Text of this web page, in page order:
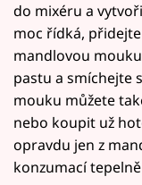
do mixéru a
moc řídká,
mandlovou
pastu a smíchejte
mouku můžete
nebo koupit už
opravdu jen z
konzumací